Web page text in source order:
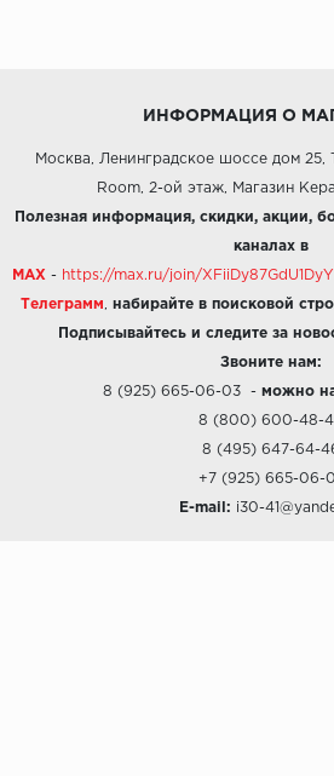
ИНФОРМАЦИЯ О
Москва, Ленинградское шоссе дом 25,
Room, 2-ой этаж, Магазин
Полезная информация, скидки, акции,
каналах в
MAX - https://max.ru/join/
Телеграмм набирайте в поисковой
Подписывайтесь и следите за
Звоните нам:
8 (925) 665-06-03- можно
8 (800) 600-48-
8 (495) 647-64-
+7 (925) 665-06-
E-mail: i30-